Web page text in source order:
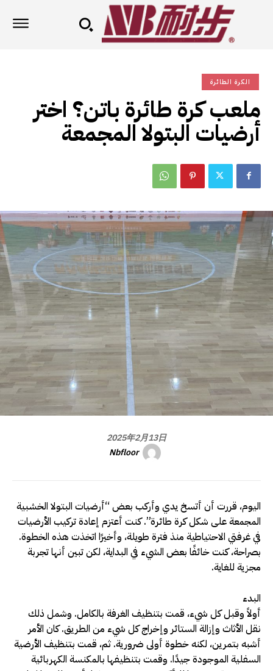
الكرة الطائرة
ملعب كرة طائرة باتن؟ اختر
أرضيات البتولا المجمعة
2025年2月13日
Nbfloor
اليوم، قررت أن أتسخ يدي وأركب بعض “أرضيات البتولا الخشبية
المجمعة على شكل كرة طائرة”. كنت أعتزم إعادة تركيب الأرضيات
في غرفتي الاحتياطية منذ فترة طويلة، وأخيرًا اتخذت هذه الخطوة.
بصراحة، كنت خائفًا بعض الشيء في البداية، لكن تبين أنها تجربة
مجزية للغاية.
البدء
أولاً وقبل كل شيء، قمت بتنظيف الغرفة بالكامل. وشمل ذلك
نقل الأثاث وإزالة الستائر وإخراج كل شيء من الطريق. كان الأمر
أشبه بتمرين، لكنه خطوة أولى ضرورية. ثم، قمت بتنظيف الأرضية
السفلية الموجودة جيدًا. وقمت بتنظيفها بالمكنسة الكهربائية